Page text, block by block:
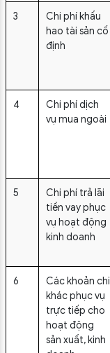
3
Chi phí khấu
hao tài sản cố
định
4
Chi phí dịch
vụ mua ngoài
5
Chi phí trả lãi
tiền vay phục
vụ hoạt động
kinh doanh
6
Các khoản chi
khác phục vụ
trực tiếp cho
hoạt động
sản xuất, kinh